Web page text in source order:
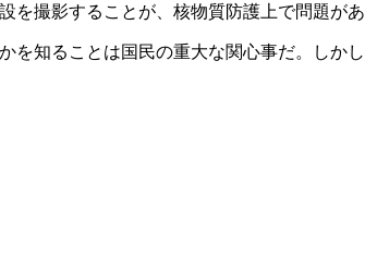
を撮影することが、核物質防護上で問題があ
を知ることは国民の重大な関心事だ。し